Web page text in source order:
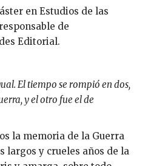
en Estudios de las
de
Editorial.
El tiempo se rompió en dos,
y el otro fue el de
la memoria de la Guerra
largos y crueles años de la